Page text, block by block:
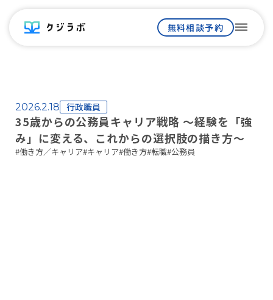
2026.2.18 行政職員
35歳からの公務員キャリア戦略 〜経験を「強
み」に変える、これからの選択肢の描き方〜
#働き方／キャリア#キャリア#働き方#転職#公務員
無料相談予約 dehaze